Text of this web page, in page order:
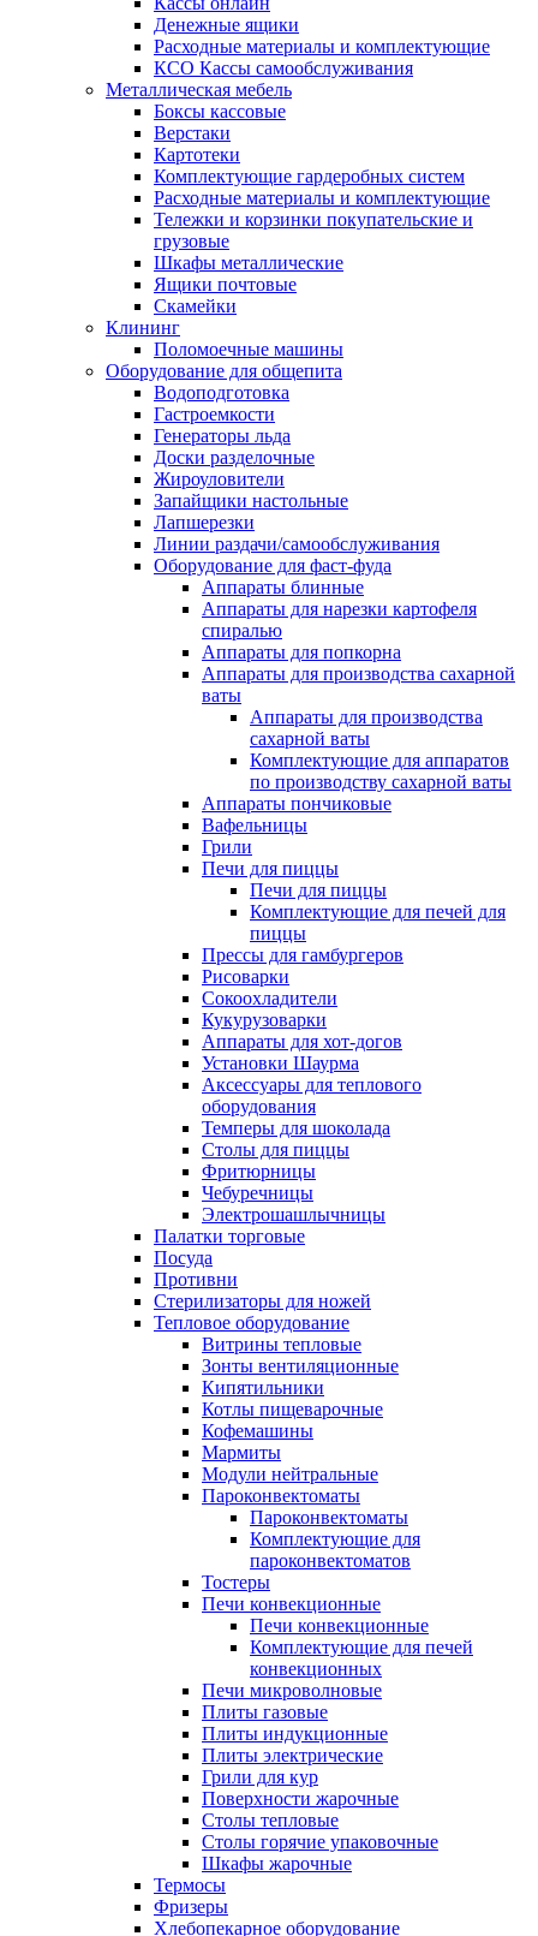
Денежные ящики
Расходные материалы и комплектующие
КСО Кассы самообслуживания
Металлическая мебель
Боксы кассовые
Верстаки
Картотеки
Комплектующие гардеробных систем
Расходные материалы и комплектующие
Тележки и корзинки покупательские и
грузовые
Шкафы металлические
Ящики почтовые
Скамейки
Клининг
Поломоечные машины
Оборудование для общепита
Водоподготовка
Гастроемкости
Генераторы льда
Доски разделочные
Жироуловители
Запайщики настольные
Лапшерезки
Линии раздачи/самообслуживания
Оборудование для фаст-фуда
Аппараты блинные
Аппараты для нарезки картофеля
спиралью
Аппараты для попкорна
Аппараты для производства сахарной
ваты
Аппараты для производства
сахарной ваты
Комплектующие для аппаратов
по производству сахарной ваты
Аппараты пончиковые
Вафельницы
Грили
Печи для пиццы
Печи для пиццы
Комплектующие для печей для
пиццы
Прессы для гамбургеров
Рисоварки
Сокоохладители
Кукурузоварки
Аппараты для хот-догов
Установки Шаурма
Аксессуары для теплового
оборудования
Темперы для шоколада
Столы для пиццы
Фритюрницы
Чебуречницы
Электрошашлычницы
Палатки торговые
Посуда
Противни
Стерилизаторы для ножей
Тепловое оборудование
Витрины тепловые
Зонты вентиляционные
Кипятильники
Котлы пищеварочные
Кофемашины
Мармиты
Модули нейтральные
Пароконвектоматы
Пароконвектоматы
Комплектующие для
пароконвектоматов
Тостеры
Печи конвекционные
Печи конвекционные
Комплектующие для печей
конвекционных
Печи микроволновые
Плиты газовые
Плиты индукционные
Плиты электрические
Грили для кур
Поверхности жарочные
Столы тепловые
Столы горячие упаковочные
Шкафы жарочные
Термосы
Фризеры
Хлебопекарное оборудование